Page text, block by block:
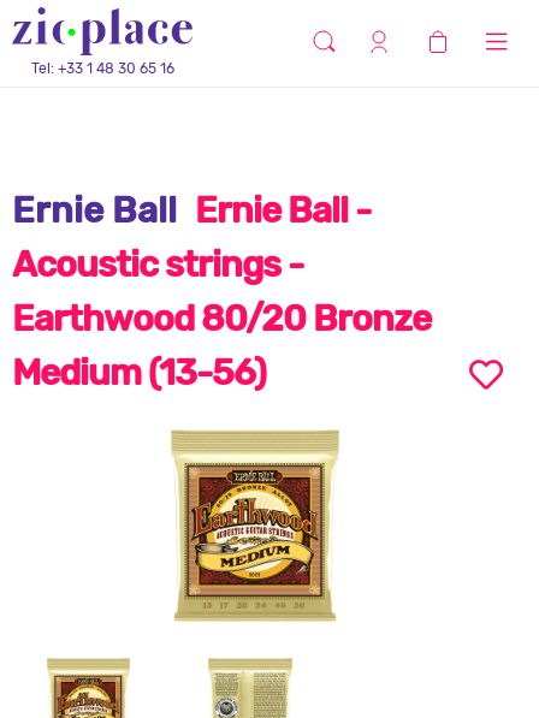
Tel: +33 1 48 30 65 16
Ernie Ball Ernie Ball -
Acoustic strings -
Earthwood 80/20 Bronze
Medium (13-56)